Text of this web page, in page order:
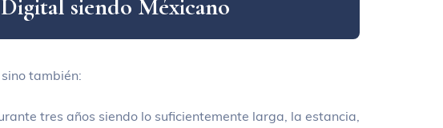
Digital siendo Méxicano
también:
tres años siendo lo suficientemente larga, la estancia,